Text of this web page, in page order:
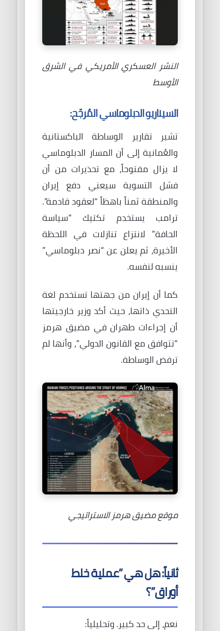
النشر العسكري الأمريكي في الشرق
الأوسط
السيناريو الدبلوماسي المُرجّح:
تشير تقارير الوساطة الباكستانية
والعُمانية إلى أن المسار الدبلوماسي
لا يزال مفتوحاً، مع تحذيرات من أن
فشل التسوية سيعني دفع إيران
والمنطقة ثمناً باهظاً “لعقود قادمة”.
ترامب يستخدم تكتيك “سياسة
الحافة” لانتزاع تنازلات في اللحظة
الأخيرة، ثم يعلن عن “نصر دبلوماسي”
ينسبه لنفسه.
كما أن إيران من جهتها تستخدم لغة
التحدي ذاتها، حيث أكد وزير خارجيتها
أن إجراءات طهران في مضيق هرمز
“تتوافق مع القانون الدولي”، وأنها لم
ترفض الوساطة.
موقع مضيق هرمز الاستراتيجي
ثانياً: هل هي “عملية خلط
أوراق”؟
نعم، إلى حد كبير. وتحليلياً: